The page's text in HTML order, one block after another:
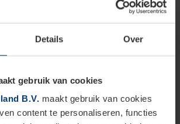
Details Over
gebruik van cookies
B.V. maakt gebruik van cookies
content te personaliseren, functies